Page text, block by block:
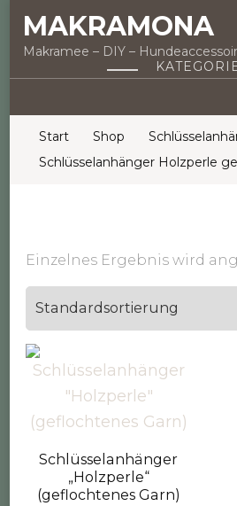
MAKRAMONA
Makramee – DIY –
Start Shop
Schlüsselanhänger Holzperle
Einzelnes Ergebnis wird
Schlüsselanhänger
„Holzperle“
(geflochtenes Garn)